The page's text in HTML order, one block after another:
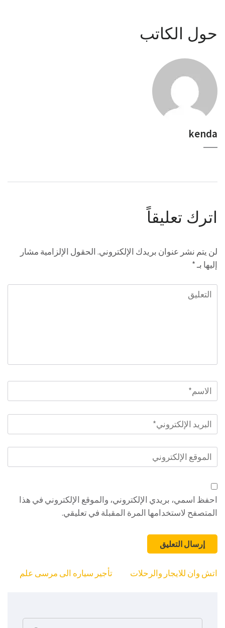
حول الكاتب
kenda
اترك تعليقاً
لن يتم نشر عنوان بريدك الإلكتروني. الحقول الإلزامية مشار
إليها بـ*
التعليق
الاسم
البريد
الإلكتروني*
الموقع
الإلكتروني
احفظ اسمي، بريدي الإلكتروني، والموقع الإلكتروني في هذا
المتصفح لاستخدامها المرة المقبلة في تعليقي.
تصفّح
تأجير سياره الى مرسى علم اتش وان للايجار والرحلات